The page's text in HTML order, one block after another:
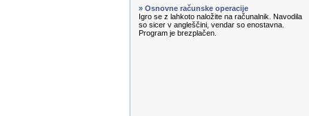
» Osnovne računske operacije
Igro se z lahkoto naložite na računalnik. Navodila
so sicer v angleščini, vendar so enostavna.
Program je brezplačen.